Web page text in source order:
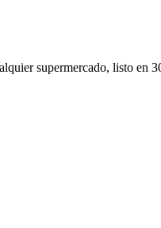
supermercado, listo en